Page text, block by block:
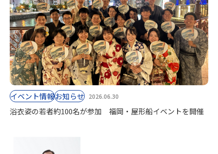
イベント情報お知らせ 2026.06.30
浴衣姿の若者約100名が参加 福岡・屋形船イベントを開催